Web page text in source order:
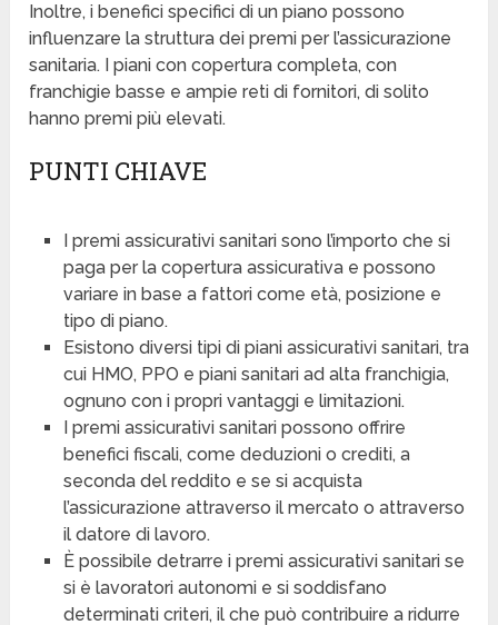
Inoltre, i benefici specifici di un piano possono
influenzare la struttura dei premi per l’assicurazione
sanitaria. I piani con copertura completa, con
franchigie basse e ampie reti di fornitori, di solito
hanno premi più elevati.
PUNTI CHIAVE
I premi assicurativi sanitari sono l’importo che si
paga per la copertura assicurativa e possono
variare in base a fattori come età, posizione e
tipo di piano.
Esistono diversi tipi di piani assicurativi sanitari, tra
cui HMO, PPO e piani sanitari ad alta franchigia,
ognuno con i propri vantaggi e limitazioni.
I premi assicurativi sanitari possono offrire
benefici fiscali, come deduzioni o crediti, a
seconda del reddito e se si acquista
l’assicurazione attraverso il mercato o attraverso
il datore di lavoro.
È possibile detrarre i premi assicurativi sanitari se
si è lavoratori autonomi e si soddisfano
determinati criteri, il che può contribuire a ridurre